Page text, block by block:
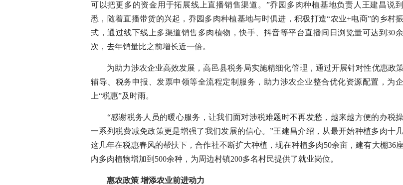
可以把更多的资金用于拓展线上直播销售渠道。”乔园多肉种植基地负责人王建昌说
悉，随着直播带货的兴起，乔园多肉种植基地与时俱进，积极打造“农业+电商”的乡村
式，通过线下线上多渠道销售多肉植物，快手、抖音等平台直播间日浏览量可达到30
次，去年销量比之前增长近一倍。
为助力涉农企业高效发展，高邑县税务局实施精细化管理，通过开展针对性优惠政
辅导、税务申报、发票申领等全流程定制服务，助力涉农企业整合优化资源配置，为
上“税惠”及时雨。
“感谢税务人员的暖心服务，让我们面对涉税难题时不再发愁，越来越方便的办税
一系列税费减免政策更是增强了我们发展的信心。”王建昌介绍，从最开始种植多肉十几
这几年在税惠春风的帮扶下，合作社不断扩大种植，现在种植多肉50余亩，建有大棚36
内多肉植物增加到500余种，为周边村镇200多名村民提供了就业岗位。
惠农政策 增添农业前进动力